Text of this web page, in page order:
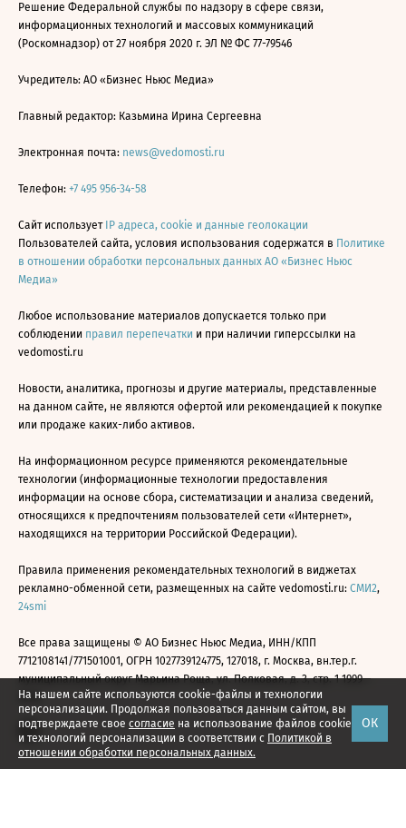
На нашем сайте используются cookie-файлы и технологии
персонализации. Продолжая пользоваться данным сайтом, вы
подтверждаете свое согласие на использование файлов cookie
и технологий персонализации в соответствии с Политикой в
отношении обработки персональных данных.
ОК
Решение Федеральной службы по надзору в сфере связи,
информационных технологий и массовых коммуникаций
(Роскомнадзор) от 27 ноября 2020 г. ЭЛ № ФС 77-79546
Учредитель: АО «Бизнес Ньюс Медиа»
Главный редактор: Казьмина Ирина Сергеевна
Электронная почта: news@vedomosti.ru
Телефон: +7 495 956-34-58
Сайт использует IP адреса, cookie и данные геолокации
Пользователей сайта, условия использования содержатся в Политике
в отношении обработки персональных данных АО «Бизнес Ньюс
Медиа»
Любое использование материалов допускается только при
соблюдении правил перепечатки и при наличии гиперссылки на
vedomosti.ru
Новости, аналитика, прогнозы и другие материалы, представленные
на данном сайте, не являются офертой или рекомендацией к покупке
или продаже каких-либо активов.
На информационном ресурсе применяются рекомендательные
технологии (информационные технологии предоставления
информации на основе сбора, систематизации и анализа сведений,
относящихся к предпочтениям пользователей сети «Интернет»,
находящихся на территории Российской Федерации).
Правила применения рекомендательных технологий в виджетах
рекламно-обменной сети, размещенных на сайте vedomosti.ru: СМИ2,
24smi
Все права защищены © АО Бизнес Ньюс Медиа, ИНН/КПП
7712108141/771501001, ОГРН 1027739124775, 127018, г. Москва, вн.тер.г.
муниципальный округ Марьина Роща, ул. Полковая, д. 3, стр. 1 1999—
2026